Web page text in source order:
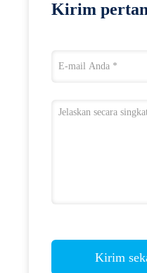
Kirim
Kirim